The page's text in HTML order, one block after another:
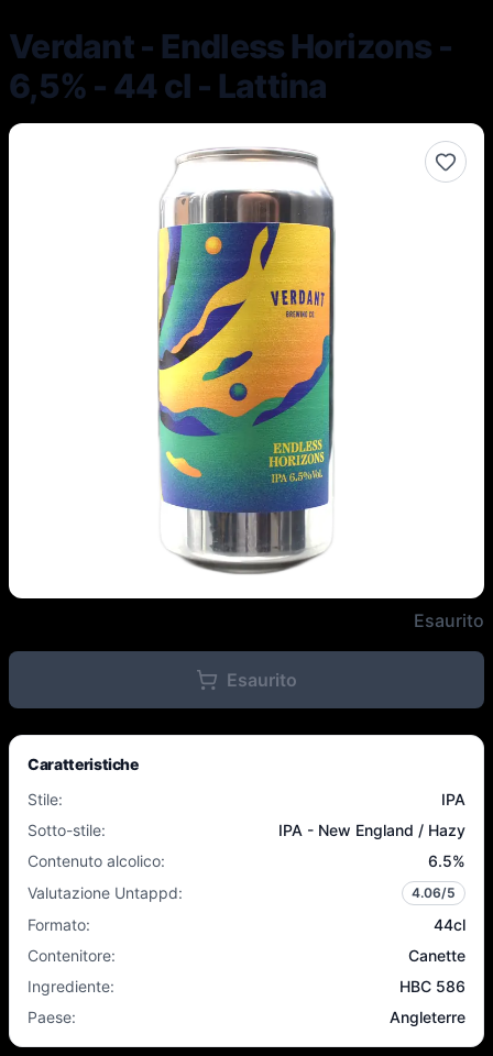
Verdant - Endless Horizons -
6,5% - 44 cl - Lattina
Verdant - Endless Horizons -
Esaurito
Esaurito
Caratteristiche
Stile:
IPA
Sotto-stile:
IPA - New England / Hazy
Contenuto alcolico: 6.5%
Valutazione Untappd: 4.06/5
Formato:
44cl
Contenitore:
Canette
Ingrediente:
HBC 586
Paese: Angleterre